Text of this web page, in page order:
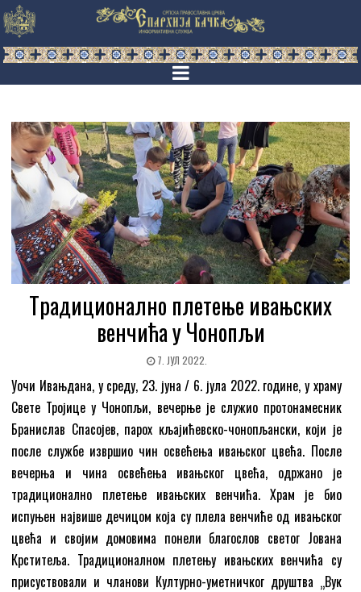
Tрадиционално плетење ивањских
венчића у Чонопљи
7. ЈУЛ 2022.
Уочи Ивањдана, у среду, 23. јуна / 6. јула 2022. године, у храму
Свете Тројице у Чонопљи, вечерње је служио протонамесник
Бранислав Спасојев, парох кљајићевско-чонопљански, који је
после службе извршио чин освећења ивањског цвећа. После
вечерња и чина освећења ивањског цвећа, одржано је
традиционално плетење ивањских венчића. Храм је био
испуњен највише дечицом која су плела венчиће од ивањског
цвећа и својим домовима понели благослов светог Јована
Крститеља. Традиционалном плетењу ивањских венчића су
присуствовали и чланови Културно-уметничког друштва „Вук